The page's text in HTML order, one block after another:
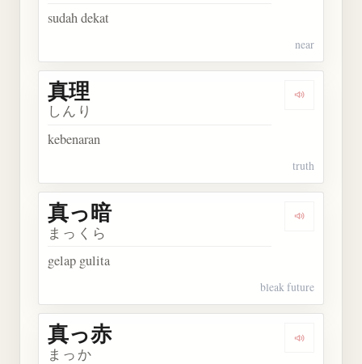
sudah dekat
near
Dengarkan
真理
しんり
kebenaran
truth
Dengarkan
真っ暗
まっくら
gelap gulita
bleak future
Dengarkan
真っ赤
まっか